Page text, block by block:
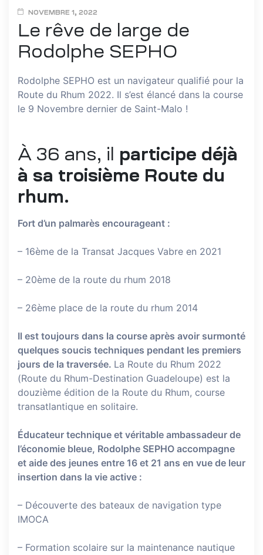
NOVEMBRE 1, 2022
Le rêve de large de
Rodolphe SEPHO
Rodolphe SEPHO est un navigateur qualifié pour la
Route du Rhum 2022. Il s’est élancé dans la course
le 9 Novembre dernier de Saint-Malo !
À 36 ans, il participe déjà
à sa troisième Route du
rhum.
Fort d’un palmarès encourageant :
– 16ème de la Transat Jacques Vabre en 2021
– 20ème de la route du rhum 2018
– 26ème place de la route du rhum 2014
Il est toujours dans la course après avoir surmonté
quelques soucis techniques pendant les premiers
jours de la traversée. La Route du Rhum 2022
(Route du Rhum-Destination Guadeloupe) est la
douzième édition de la Route du Rhum, course
transatlantique en solitaire.
Éducateur technique et véritable ambassadeur de
l’économie bleue, Rodolphe SEPHO accompagne
et aide des jeunes entre 16 et 21 ans en vue de leur
insertion dans la vie active :
– Découverte des bateaux de navigation type
IMOCA
– Formation scolaire sur la maintenance nautique